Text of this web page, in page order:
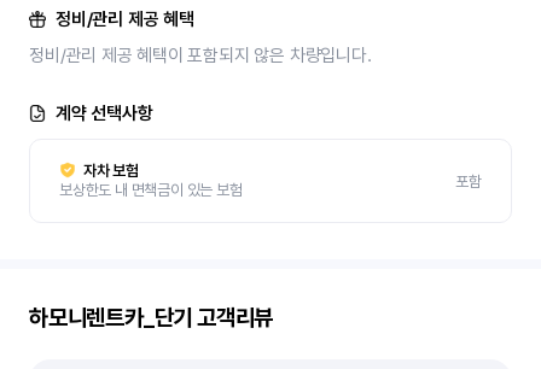
정비/관리 제공 혜택
정비/관리 제공 혜택이 포함되지 않은 차량입니다.
계약 선택사항
자차 보험
보상한도 내 면책금이 있는 보험
포함
하모니렌트카_단기 고객리뷰